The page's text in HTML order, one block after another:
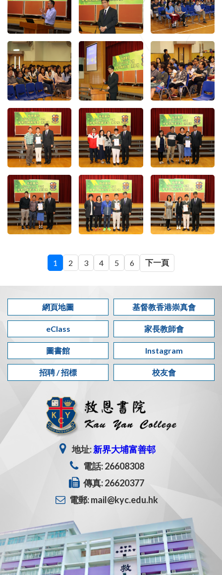
1 2 3 4 5 6 下一頁
網頁地圖 基督教香港崇真會
eClass 家長教師會
圖書館 Instagram
招聘 / 招標 校友會
地址:新界大埔富善邨
電話: 26608308
傳真: 26620377
電郵: mail@kyc.edu.hk